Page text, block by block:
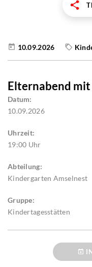
10.09.2026
Elternabend
Datum:
10.09.2026
Uhrzeit:
19:00 Uhr
Abteilung:
Kindergarten Amselnest
Gruppe:
Kindertagesstätten